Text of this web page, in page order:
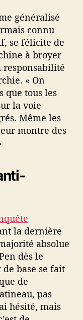
généralisé
connu
se félicite de
à broyer
responsabilité
« On
que tous les
la voie
Même les
montre des
la dernière
absolue
dès le
base se fait
de
pas
hésité, mais